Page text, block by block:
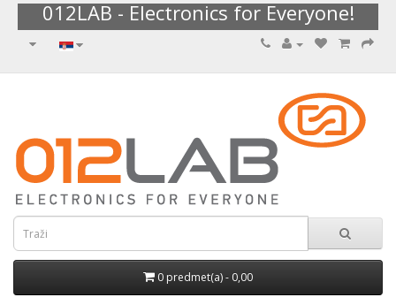
012LAB - Electronics for Everyone!
0 predmet(a) - 0,00